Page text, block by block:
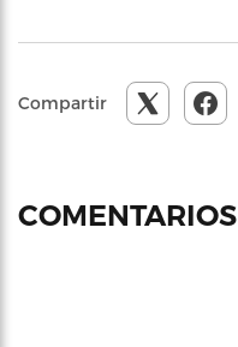
Compartir
COMENTARIOS